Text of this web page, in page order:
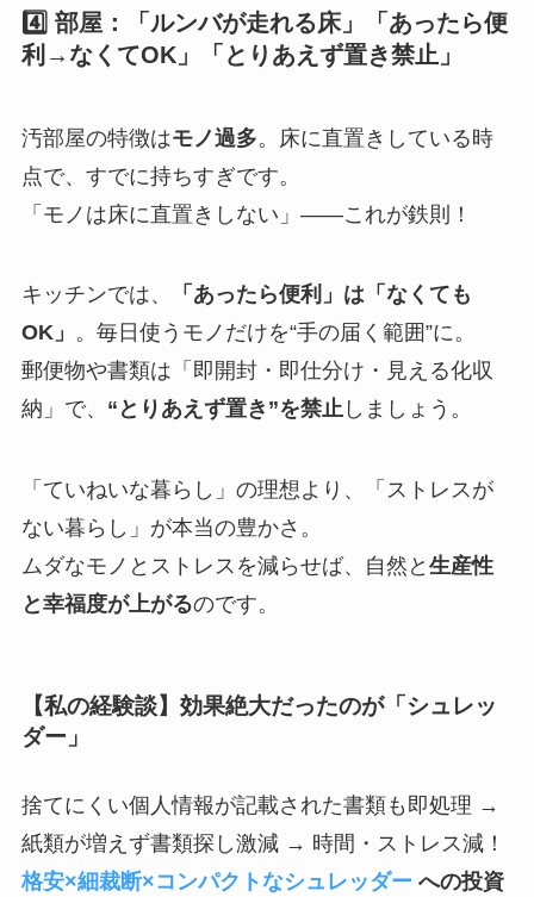
4️⃣ 部屋：「ルンバが走れる床」「あったら便
利→なくてOK」「とりあえず置き禁止」
汚部屋の特徴はモノ過多。床に直置きしている時
点で、すでに持ちすぎです。
「モノは床に直置きしない」——これが鉄則！
キッチンでは、
「あったら便利」は「なくても
OK」 。毎日使うモノだけを“手の届く範囲”に。
郵便物や書類は「即開封・即仕分け・見える化収
納」で、 “とりあえず置き”を禁止しましょう。
「ていねいな暮らし」の理想より、「ストレスが
ない暮らし」が本当の豊かさ。
ムダなモノとストレスを減らせば、自然と 生産性
と幸福度が上がるのです。
【私の経験談】効果絶大だったのが「シュレッ
ダー」
捨てにくい個人情報が記載された書類も即処理 →
紙類が増えず書類探し激減 → 時間・ストレス減！
格安×細裁断×コンパクトなシュレッダー への投資